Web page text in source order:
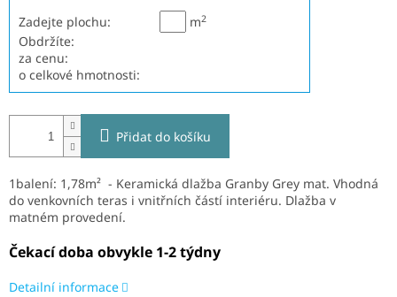
Zadejte plochu: m2
Obdržíte:
za cenu:
o celkové hmotnosti:
Přidat do košíku
1balení: 1,78m² - Keramická dlažba Granby Grey mat. Vhodná
do venkovních teras i vnitřních částí interiéru. Dlažba v
matném provedení.
Čekací doba obvykle 1-2 týdny
Detailní informace